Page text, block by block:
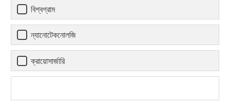
বিশ্বগ্রাম
ন্যানোটেকনোলজি
ক্রায়োসার্জারি